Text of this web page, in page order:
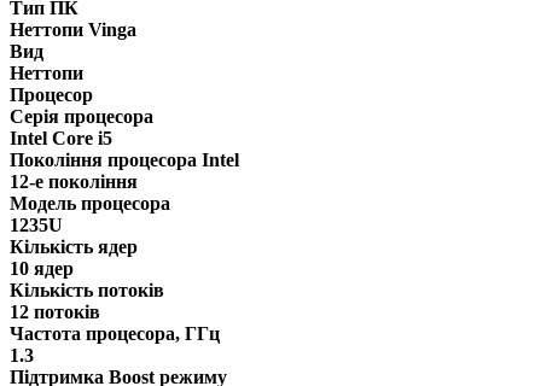
Тип ПК
Неттопи Vinga
Вид
Неттопи
Процесор
Серія процесора
Intel Core i5
Покоління процесора Intel
12-е покоління
Модель процесора
1235U
Кількість ядер
10 ядер
Кількість потоків
12 потоків
Частота процесора, ГГц
1.3
Підтримка Boost режиму